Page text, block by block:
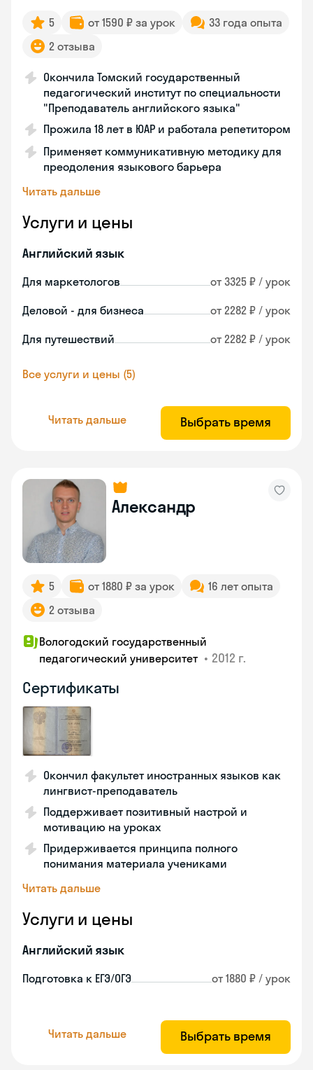
5 от 1590 ₽ за урок
33 года опыта
2 отзыва
Окончила Томский государственный
педагогический институт по специальности
"Преподаватель английского языка"
Прожила 18 лет в ЮАР и работала репетитором
Применяет коммуникативную методику для
преодоления языкового барьера
Читать дальше
Услуги и цены
Английский язык
Для маркетологов от 3325 ₽ / урок
Деловой - для бизнеса от 2282 ₽ / урок
Для путешествий от 2282 ₽ / урок
Все услуги и цены (5)
Читать дальше Выбрать время
Александр
5 от 1880 ₽ за урок
16 лет опыта
2 отзыва
Вологодский государственный
педагогический университет • 2012 г.
Сертификаты
Окончил факультет иностранных языков как
лингвист-преподаватель
Поддерживает позитивный настрой и
мотивацию на уроках
Придерживается принципа полного
понимания материала учениками
Читать дальше
Услуги и цены
Английский язык
Подготовка к ЕГЭ/ОГЭ от 1880 ₽ / урок
Читать дальше Выбрать время